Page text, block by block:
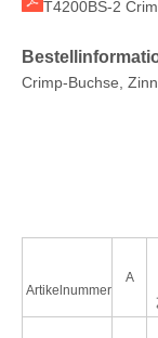
T4200BS-2
Crimp-Buchse,
Artikelnummer
A